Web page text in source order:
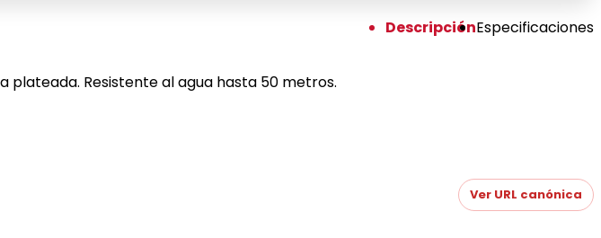
DescripciónEspecificaciones
plateada. Resistente al agua hasta 50 metros.
Ver URL canónica